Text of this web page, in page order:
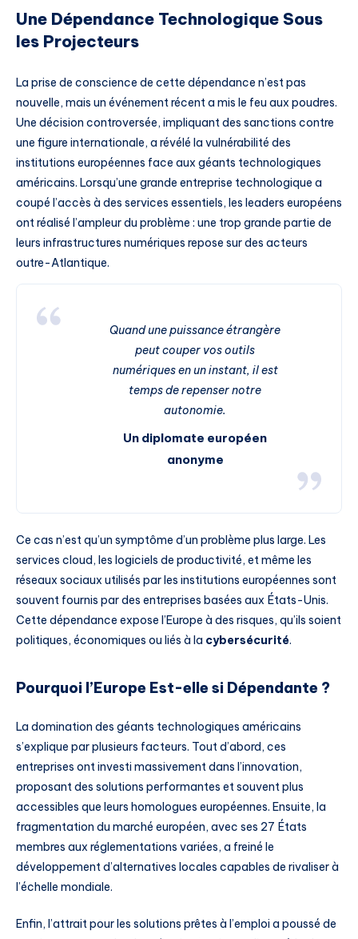
Une Dépendance Technologique Sous
les Projecteurs
La prise de conscience de cette dépendance n’est pas
nouvelle, mais un événement récent a mis le feu aux poudres.
Une décision controversée, impliquant des sanctions contre
une figure internationale, a révélé la vulnérabilité des
institutions européennes face aux géants technologiques
américains. Lorsqu’une grande entreprise technologique a
coupé l’accès à des services essentiels, les leaders européens
ont réalisé l’ampleur du problème : une trop grande partie de
leurs infrastructures numériques repose sur des acteurs
outre-Atlantique.
Quand une puissance étrangère
peut couper vos outils
numériques en un instant, il est
temps de repenser notre
autonomie.
Un diplomate européen
anonyme
Ce cas n’est qu’un symptôme d’un problème plus large. Les
services cloud, les logiciels de productivité, et même les
réseaux sociaux utilisés par les institutions européennes sont
souvent fournis par des entreprises basées aux États-Unis.
Cette dépendance expose l’Europe à des risques, qu’ils soient
politiques, économiques ou liés à la cybersécurité.
Pourquoi l’Europe Est-elle si Dépendante ?
La domination des géants technologiques américains
s’explique par plusieurs facteurs. Tout d’abord, ces
entreprises ont investi massivement dans l’innovation,
proposant des solutions performantes et souvent plus
accessibles que leurs homologues européennes. Ensuite, la
fragmentation du marché européen, avec ses 27 États
membres aux réglementations variées, a freiné le
développement d’alternatives locales capables de rivaliser à
l’échelle mondiale.
Enfin, l’attrait pour les solutions prêtes à l’emploi a poussé de